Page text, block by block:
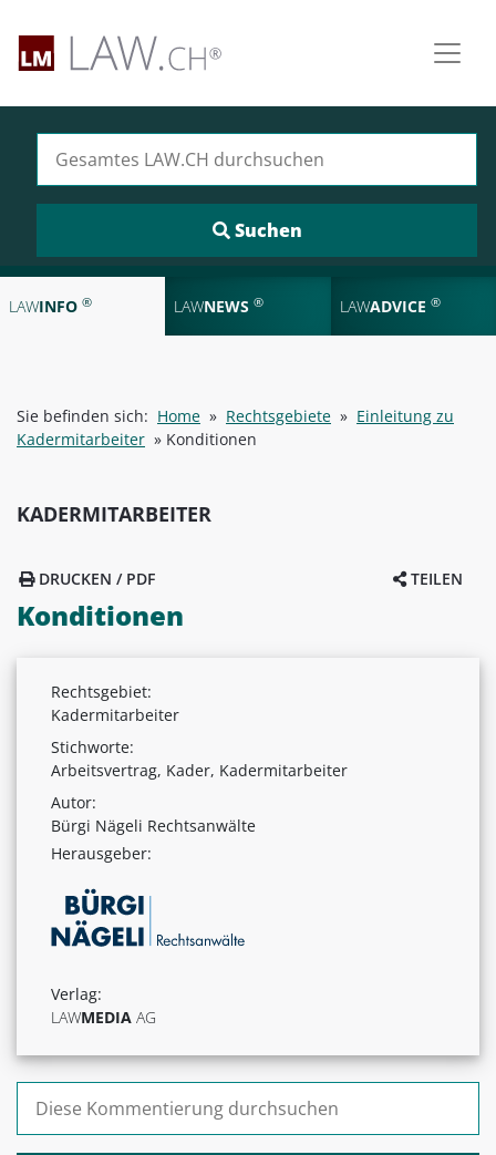
LAWINFO ® LAWNEWS ® LAWADVICE ®
Sie befinden sich: Home » Rechtsgebiete » Einleitung zu
Kadermitarbeiter » Konditionen
KADERMITARBEITER
TEILEN
DRUCKEN / PDF
Konditionen
Rechtsgebiet:
Kadermitarbeiter
Stichworte:
Arbeitsvertrag, Kader, Kadermitarbeiter
Autor:
Bürgi Nägeli Rechtsanwälte
Herausgeber:
Verlag:
LAWMEDIA AG
Suchen nach: